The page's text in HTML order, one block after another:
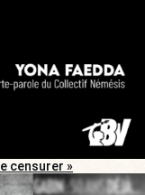
censurer »